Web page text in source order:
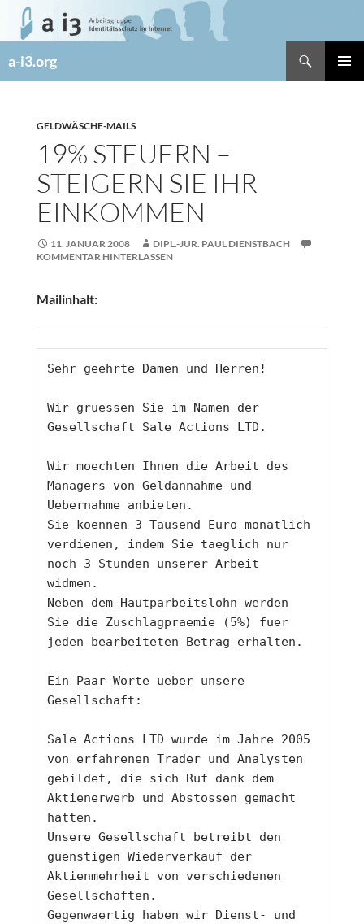
Zum
Inhalt
a-i3.org
GELDWÄSCHE-MAILS
19% STEUERN –
STEIGERN SIE IHR
EINKOMMEN
11. JANUAR 2008
DIPL.-JUR. PAUL DIENSTBACH
KOMMENTAR HINTERLASSEN
Mailinhalt:
Sehr geehrte Damen und Herren!
Wir gruessen Sie im Namen der
Gesellschaft Sale Actions LTD.
Wir moechten Ihnen die Arbeit des
Managers von Geldannahme und
Uebernahme anbieten.
Sie koennen 3 Tausend Euro monatlich
verdienen, indem Sie taeglich nur
noch 3 Stunden unserer Arbeit
widmen.
Neben dem Hautparbeitslohn werden
Sie die Zuschlagpraemie (5%) fuer
Ein Paar Worte ueber unsere
Gesellschaft:
Sale Actions LTD wurde im Jahre 2005
von erfahrenen Trader und Analysten
gebildet, die sich Ruf dank dem
Aktienerwerb und Abstossen gemacht
hatten.
Unsere Gesellschaft betreibt den
guenstigen Wiederverkauf der
Aktienmehrheit von verschiedenen
Gesellschaften.
Gegenwaertig haben wir Dienst- und